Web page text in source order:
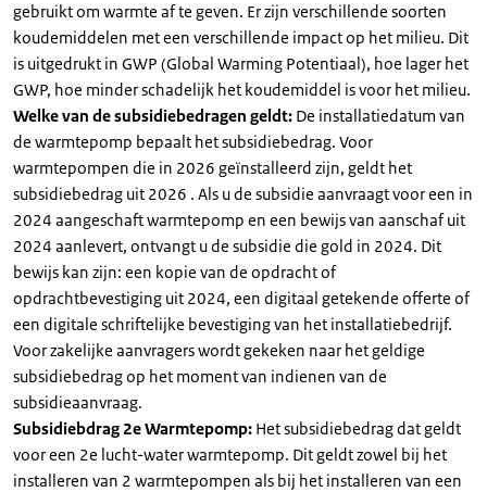
gebruikt om warmte af te geven. Er zijn verschillende soorten
koudemiddelen met een verschillende impact op het milieu. Dit
is uitgedrukt in GWP (Global Warming Potentiaal), hoe lager het
GWP, hoe minder schadelijk het koudemiddel is voor het milieu.
Welke van de subsidiebedragen geldt: De installatiedatum van
de warmtepomp bepaalt het subsidiebedrag. Voor
warmtepompen die in 2026 geïnstalleerd zijn, geldt het
subsidiebedrag uit 2026 . Als u de subsidie aanvraagt voor een in
2024 aangeschaft warmtepomp en een bewijs van aanschaf uit
2024 aanlevert, ontvangt u de subsidie die gold in 2024. Dit
bewijs kan zijn: een kopie van de opdracht of
opdrachtbevestiging uit 2024, een digitaal getekende offerte of
een digitale schriftelijke bevestiging van het installatiebedrijf.
Voor zakelijke aanvragers wordt gekeken naar het geldige
subsidiebedrag op het moment van indienen van de
subsidieaanvraag.
Subsidiebdrag 2e Warmtepomp: Het subsidiebedrag dat geldt
voor een 2e lucht-water warmtepomp. Dit geldt zowel bij het
installeren van 2 warmtepompen als bij het installeren van een